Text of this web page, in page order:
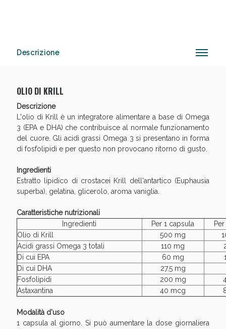
Descrizione
OLIO DI KRILL
Descrizione
L'olio di Krill è un integratore alimentare a base di Omega
3 (EPA e DHA) che contribuisce al normale funzionamento
del cuore. Gli acidi grassi Omega 3 si presentano in forma
di fosfolipidi e per questo non provocano ritorno di gusto.
Ingredienti
Estratto lipidico di crostacei Krill dell'antartico (Euphausia
superba), gelatina, glicerolo, aroma vaniglia.
Caratteristiche nutrizionali
Ingredienti
Per 1 capsula
Olio di Krill
500 mg
Acidi grassi Omega 3 totali
110 mg
Di cui EPA
60 mg
Di cui DHA
27,5 mg
Fosfolipidi
200 mg
Astaxantina
40 mcg
Modalità d'uso
1 capsula al giorno. Si può aumentare la dose giornaliera
Vie Urinarie e Prostata: Sconti fino al 45% oggi!
Benessere Intestinale: Sconto fino al 55% valido